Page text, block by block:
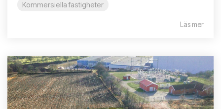
Kommersiella fastigheter
Läs mer